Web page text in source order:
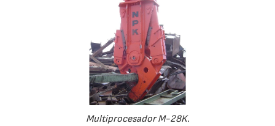
Multiprocesador M-28K.